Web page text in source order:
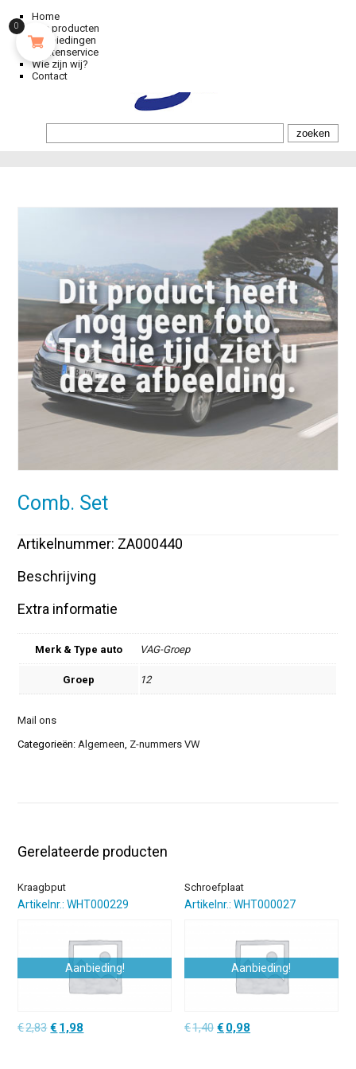
Home
Alle producten
Aanbiedingen
Klantenservice
Wie zijn wij?
Contact
Comb. Set
Artikelnummer: ZA000440
Beschrijving
Extra informatie
Merk & Type auto VAG-Groep
Groep 12
Mail ons
Categorieën:Algemeen, Z-nummers VW
Gerelateerde producten
Kraagbput
Artikelnr.: WHT000229
Aanbieding!
€2,83Oorspronkelijke
€ 1,98
Schroefplaat
Artikelnr.: WHT000027
Aanbieding!
€1,40 Oorspronkelijke
€ 0,98
0